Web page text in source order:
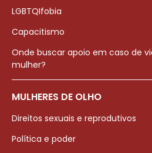
LGBTQIfobia
Capacitismo
Onde buscar apoio em caso de
mulher?
MULHERES DE OLHO
Direitos sexuais e reprodutivos
Política e poder